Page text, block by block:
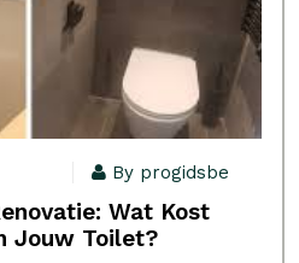
By progidsbe
Wat Kost
Jouw Toilet?